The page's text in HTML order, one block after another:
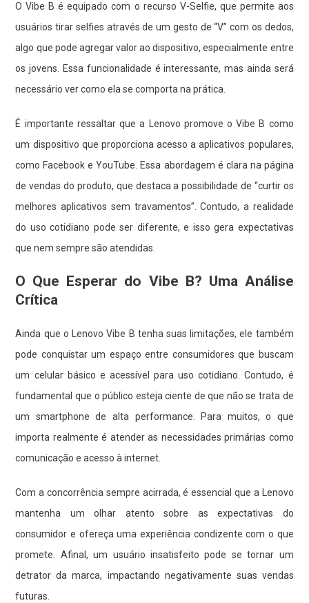
O Vibe B é equipado com o recurso V-Selfie, que permite aos
usuários tirar selfies através de um gesto de “V” com os dedos,
algo que pode agregar valor ao dispositivo, especialmente entre
os jovens. Essa funcionalidade é interessante, mas ainda será
necessário ver como ela se comporta na prática.
É importante ressaltar que a Lenovo promove o Vibe B como
um dispositivo que proporciona acesso a aplicativos populares,
como Facebook e YouTube. Essa abordagem é clara na página
de vendas do produto, que destaca a possibilidade de “curtir os
melhores aplicativos sem travamentos”. Contudo, a realidade
do uso cotidiano pode ser diferente, e isso gera expectativas
que nem sempre são atendidas.
O Que Esperar do Vibe B? Uma Análise
Crítica
Ainda que o Lenovo Vibe B tenha suas limitações, ele também
pode conquistar um espaço entre consumidores que buscam
um celular básico e acessível para uso cotidiano. Contudo, é
fundamental que o público esteja ciente de que não se trata de
um smartphone de alta performance. Para muitos, o que
importa realmente é atender as necessidades primárias como
comunicação e acesso à internet.
Com a concorrência sempre acirrada, é essencial que a Lenovo
mantenha um olhar atento sobre as expectativas do
consumidor e ofereça uma experiência condizente com o que
promete. Afinal, um usuário insatisfeito pode se tornar um
detrator da marca, impactando negativamente suas vendas
futuras.